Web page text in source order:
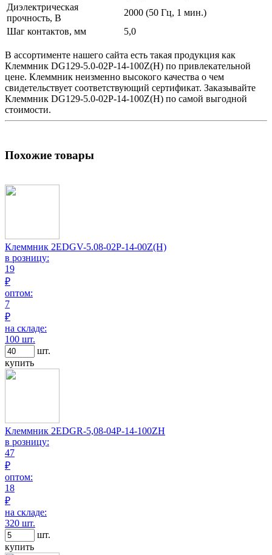
Диэлектрическая
прочность, В
2000 (50 Гц, 1 мин.)
Шаг контактов, мм
5,0
В ассортименте нашего сайта есть такая продукция как
Клеммник DG129-5.0-02P-14-100Z(H) по привлекательной
цене. Клеммник неизменно высокого качества о чем
свидетельствует соответствующий сертификат. Заказывайте
Клеммник DG129-5.0-02P-14-100Z(H) по самой выгодной
стоимости.
Похожие товары
Клеммник 2EDGV-5.08-02P-14-00Z(H)
в розницу:
19
₽
оптом:
7
₽
на складе:
100 шт.
шт.
купить
Клеммник 2EDGR-5,08-04P-14-100ZH
в розницу:
47
₽
оптом:
18
₽
на складе:
320 шт.
шт.
купить